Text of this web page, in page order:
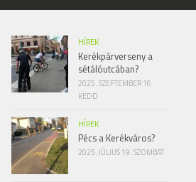
HÍREK
Kerékpárverseny a
sétálóutcában?
2025. SZEPTEMBER 16.
KEDD
HÍREK
Pécs a Kerékváros?
2025. JÚLIUS 19. SZOMBAT